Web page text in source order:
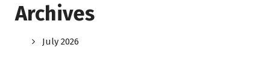
Archives
July 2026